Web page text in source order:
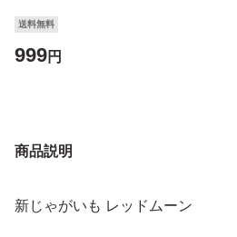
送料無料
999円
商品説明
新じゃがいも レッドムーン